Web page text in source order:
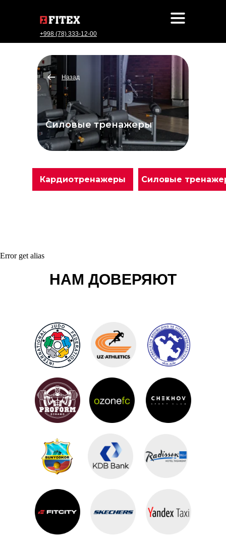
+998 (78) 333-12-00
Силовые тренажеры
Назад
Кардиотренажеры Силовые
Error get alias
НАМ ДОВЕРЯЮТ